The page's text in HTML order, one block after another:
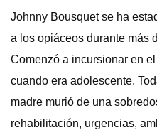
Johnny Bousquet se ha
a los opiáceos durante más
Comenzó a incursionar en
cuando era adolescente.
madre murió de una
rehabilitación, urgencias,